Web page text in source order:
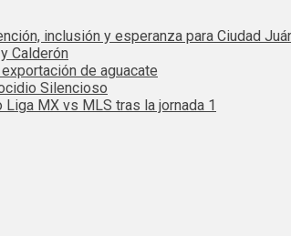
inclusión y esperanza para Ciudad
Calderón
de aguacate
Silencioso
MX vs MLS tras la jornada 1